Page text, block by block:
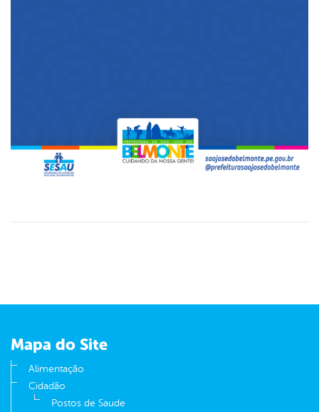
Mapa do Site
Alimentação
Cidadão
Postos de Saude